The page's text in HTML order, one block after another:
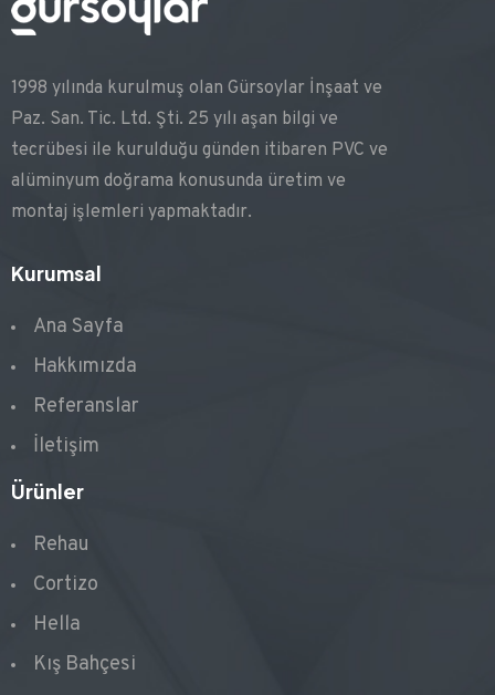
1998 yılında kurulmuş olan Gürsoylar İnşaat ve
Paz. San. Tic. Ltd. Şti. 25 yılı aşan bilgi ve
tecrübesi ile kurulduğu günden itibaren PVC ve
alüminyum doğrama konusunda üretim ve
montaj işlemleri yapmaktadır.
Kurumsal
Ana Sayfa
Hakkımızda
Referanslar
İletişim
Ürünler
Rehau
Cortizo
Hella
Kış Bahçesi